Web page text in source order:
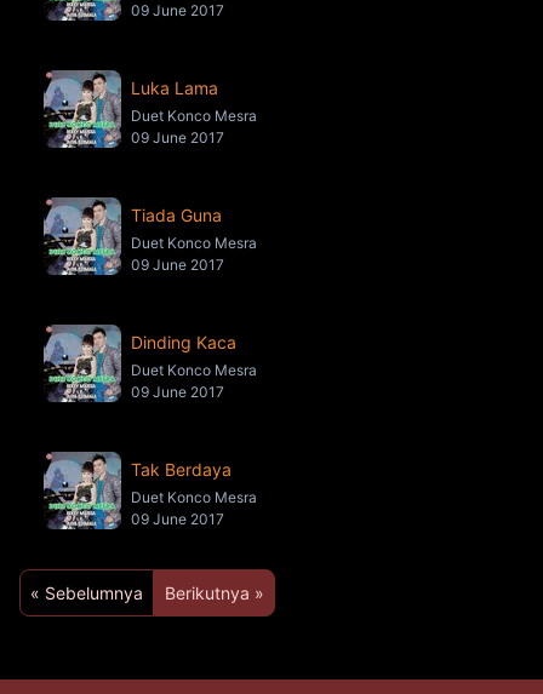
09 June 2017
Luka Lama
Duet Konco Mesra
09 June 2017
Tiada Guna
Duet Konco Mesra
09 June 2017
Dinding Kaca
Duet Konco Mesra
09 June 2017
Tak Berdaya
Duet Konco Mesra
09 June 2017
« Sebelumnya Berikutnya »